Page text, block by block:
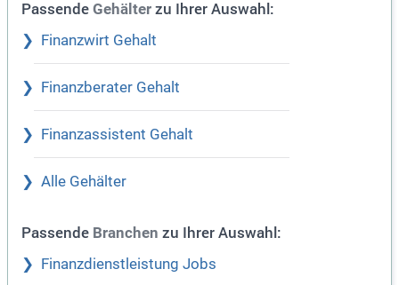
Passende Gehälter zu Ihrer Auswahl:
Finanzwirt Gehalt
Finanzberater Gehalt
Finanzassistent Gehalt
Alle Gehälter
Passende Branchen zu Ihrer Auswahl:
Finanzdienstleistung Jobs